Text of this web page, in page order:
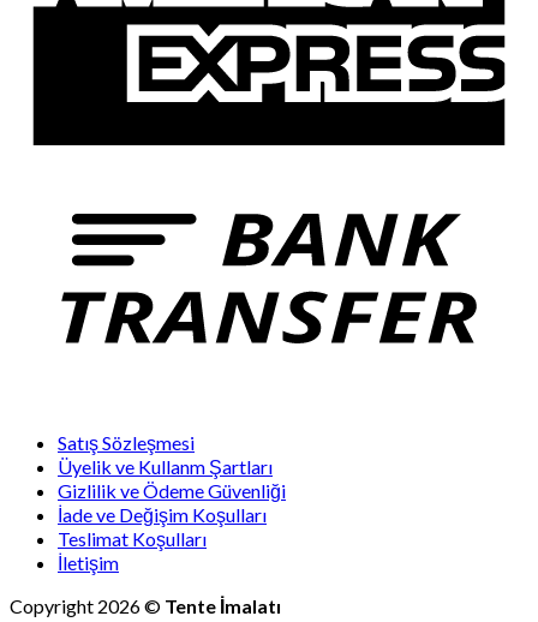
Satış Sözleşmesi
Üyelik ve Kullanm Şartları
Gizlilik ve Ödeme Güvenliği
İade ve Değişim Koşulları
Teslimat Koşulları
İletişim
Copyright 2026 © Tente İmalatı